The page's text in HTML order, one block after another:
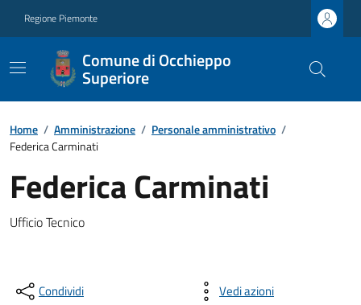
Regione Piemonte
Comune di Occhieppo
Superiore
Home / Amministrazione / Personale amministrativo /
Federica Carminati
Federica Carminati
Ufficio Tecnico
Condividi Vedi azioni